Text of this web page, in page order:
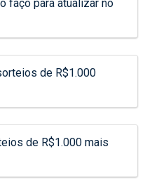
faço para atualizar no
de R$1.000
de R$1.000 mais